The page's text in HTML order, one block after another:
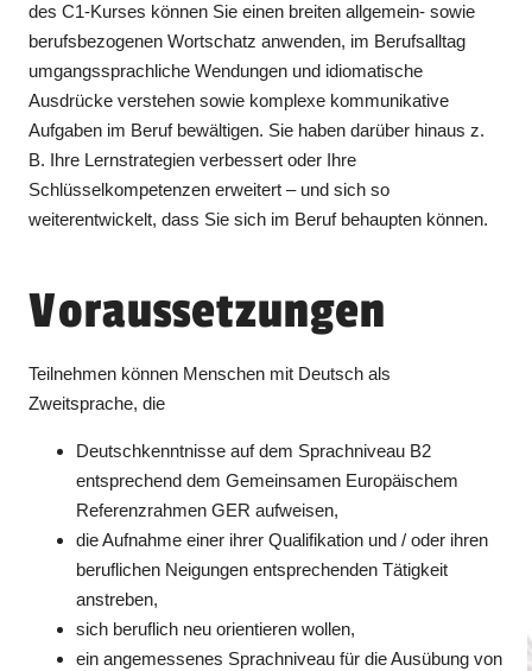
des C1-Kurses können Sie einen breiten allgemein- sowie
berufsbezogenen Wortschatz anwenden, im Berufsalltag
umgangssprachliche Wendungen und idiomatische
Ausdrücke verstehen sowie komplexe kommunikative
Aufgaben im Beruf bewältigen. Sie haben darüber hinaus z.
B. Ihre Lernstrategien verbessert oder Ihre
Schlüsselkompetenzen erweitert – und sich so
weiterentwickelt, dass Sie sich im Beruf behaupten können.
Voraussetzungen
Teilnehmen können Menschen mit Deutsch als
Zweitsprache, die
Deutschkenntnisse auf dem Sprachniveau B2
entsprechend dem Gemeinsamen Europäischem
Referenzrahmen GER aufweisen,
die Aufnahme einer ihrer Qualifikation und / oder ihren
beruflichen Neigungen entsprechenden Tätigkeit
anstreben,
sich beruflich neu orientieren wollen,
ein angemessenes Sprachniveau für die Ausübung von